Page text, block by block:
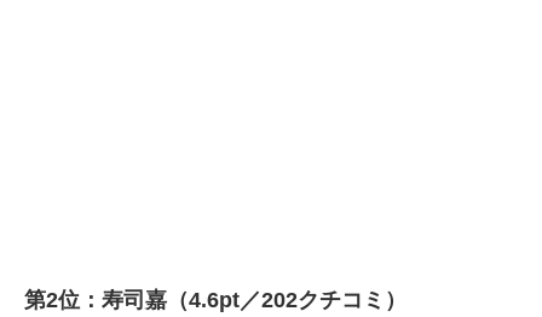
第2位：寿司嘉（4.6pt／202クチコミ）